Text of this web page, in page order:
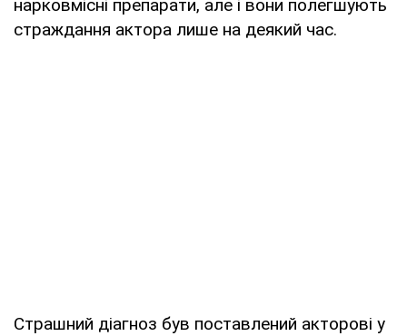
нарковмісні препарати, але і вони полегшують
страждання актора лише на деякий час.
Страшний діагноз був поставлений акторові у